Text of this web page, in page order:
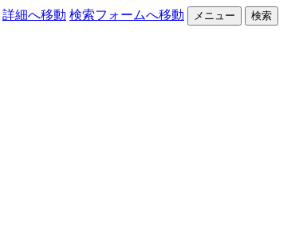
詳細へ移動 検索フォームへ移動 メニュー 検索